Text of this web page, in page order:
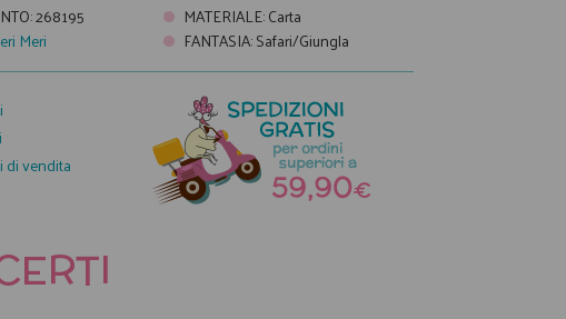
:268195 MATERIALE:Carta
Meri FANTASIA:Safari/Giungla
di vendita